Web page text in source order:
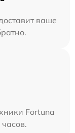
ваше
Fortuna